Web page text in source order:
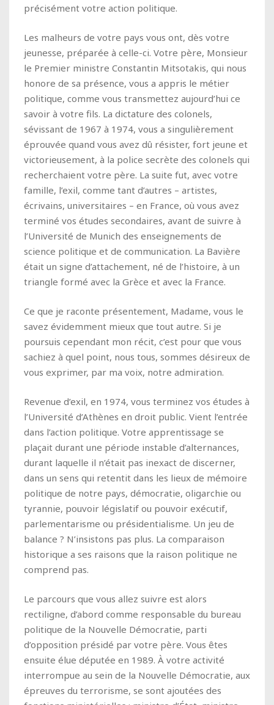
précisément votre action politique.
Les malheurs de votre pays vous ont, dès votre
jeunesse, préparée à celle-ci. Votre père, Monsieur
le Premier ministre Constantin Mitsotakis, qui nous
honore de sa présence, vous a appris le métier
politique, comme vous transmettez aujourd’hui ce
savoir à votre fils. La dictature des colonels,
sévissant de 1967 à 1974, vous a singulièrement
éprouvée quand vous avez dû résister, fort jeune et
victorieusement, à la police secrète des colonels qui
recherchaient votre père. La suite fut, avec votre
famille, l’exil, comme tant d’autres – artistes,
écrivains, universitaires – en France, où vous avez
terminé vos études secondaires, avant de suivre à
l’Université de Munich des enseignements de
science politique et de communication. La Bavière
était un signe d’attachement, né de l’histoire, à un
triangle formé avec la Grèce et avec la France.
Ce que je raconte présentement, Madame, vous le
savez évidemment mieux que tout autre. Si je
poursuis cependant mon récit, c’est pour que vous
sachiez à quel point, nous tous, sommes désireux de
vous exprimer, par ma voix, notre admiration.
Revenue d’exil, en 1974, vous terminez vos études à
l’Université d’Athènes en droit public. Vient l’entrée
dans l’action politique. Votre apprentissage se
plaçait durant une période instable d’alternances,
durant laquelle il n’était pas inexact de discerner,
dans un sens qui retentit dans les lieux de mémoire
politique de notre pays, démocratie, oligarchie ou
tyrannie, pouvoir législatif ou pouvoir exécutif,
parlementarisme ou présidentialisme. Un jeu de
balance ? N’insistons pas plus. La comparaison
historique a ses raisons que la raison politique ne
comprend pas.
Le parcours que vous allez suivre est alors
rectiligne, d’abord comme responsable du bureau
politique de la Nouvelle Démocratie, parti
d’opposition présidé par votre père. Vous êtes
ensuite élue députée en 1989. À votre activité
interrompue au sein de la Nouvelle Démocratie, aux
épreuves du terrorisme, se sont ajoutées des